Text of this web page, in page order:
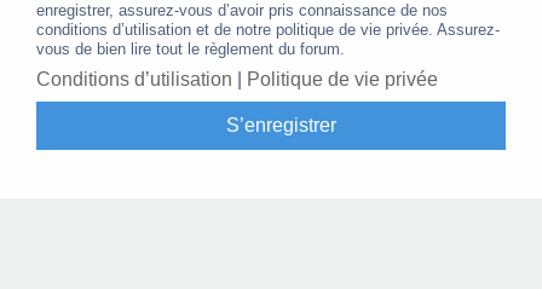
enregistrer, assurez-vous d’avoir pris connaissance de nos
conditions d’utilisation et de notre politique de vie privée. Assurez-
vous de bien lire tout le règlement du forum.
Conditions d’utilisation Politique de vie privée
S’enregistrer